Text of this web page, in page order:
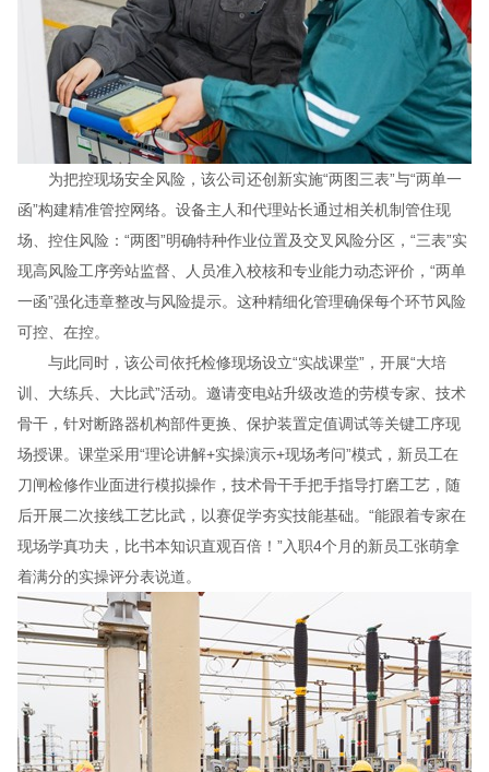
为把控现场安全风险，该公司还创新实施“两图三表”与“两单一
函”构建精准管控网络。设备主人和代理站长通过相关机制管住现
场、控住风险：“两图”明确特种作业位置及交叉风险分区，“三表”实
现高风险工序旁站监督、人员准入校核和专业能力动态评价，“两单
一函”强化违章整改与风险提示。这种精细化管理确保每个环节风险
可控、在控。
与此同时，该公司依托检修现场设立“实战课堂”，开展“大培
训、大练兵、大比武”活动。邀请变电站升级改造的劳模专家、技术
骨干，针对断路器机构部件更换、保护装置定值调试等关键工序现
场授课。课堂采用“理论讲解+实操演示+现场考问”模式，新员工在
刀闸检修作业面进行模拟操作，技术骨干手把手指导打磨工艺，随
后开展二次接线工艺比武，以赛促学夯实技能基础。“能跟着专家在
现场学真功夫，比书本知识直观百倍！”入职4个月的新员工张萌拿
着满分的实操评分表说道。